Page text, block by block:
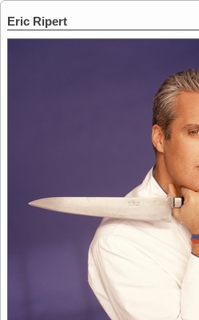
Eric Ripert